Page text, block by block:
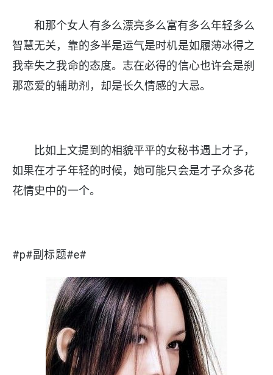
和那个女人有多么漂亮多么富有多么年轻多么
智慧无关，靠的多半是运气是时机是如履薄冰得之
我幸失之我命的态度。志在必得的信心也许会是刹
那恋爱的辅助剂，却是长久情感的大忌。
比如上文提到的相貌平平的女秘书遇上才子，
如果在才子年轻的时候，她可能只会是才子众多花
花情史中的一个。
#p#副标题#e#